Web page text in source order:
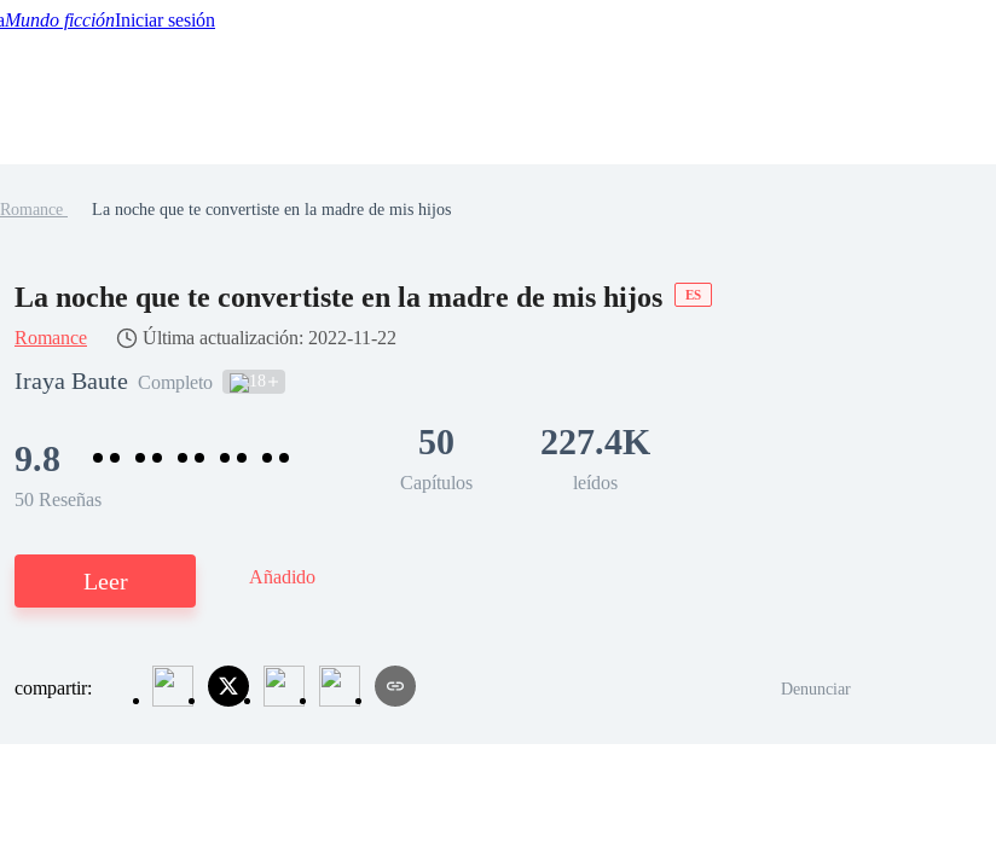
Mundo ficciónIniciar sesión
Romance La noche que te convertiste en la madre de mis hijos
La noche que te convertiste en la madre de mis hijos ES
Romance Última actualización: 2022-11-22
Iraya Baute Completo 18
9.8
50 Reseñas
50
Capítulos
227.4K
leídos
Leer Añadido
compartir: Denunciar